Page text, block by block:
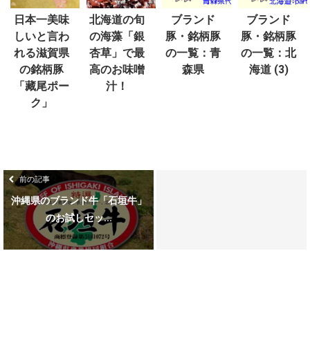
日本一美味
しいと言わ
れる滋賀県
の銘柄豚
「藏尾ポー
ク」
北海道の旬
の海藻「銀
杏草」で最
高のお味噌
汁！
ブランド
豚・銘柄豚
の一覧：青
森県
ブランド
豚・銘柄豚
の一覧：北
海道 (3)
前の記事
沖縄県のブランド牛「石垣牛」
のお試しセッ...